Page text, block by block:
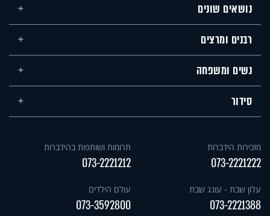
נושאים שונים
רבנים ומרצים
נשים ומשפחה
סידור
מזכירות הידברות
073-2221222
תרומות ושותפות בהידברות
073-2221212
עלון שבת - עונג שבת
073-2221388
עולם הילדים
073-3592800